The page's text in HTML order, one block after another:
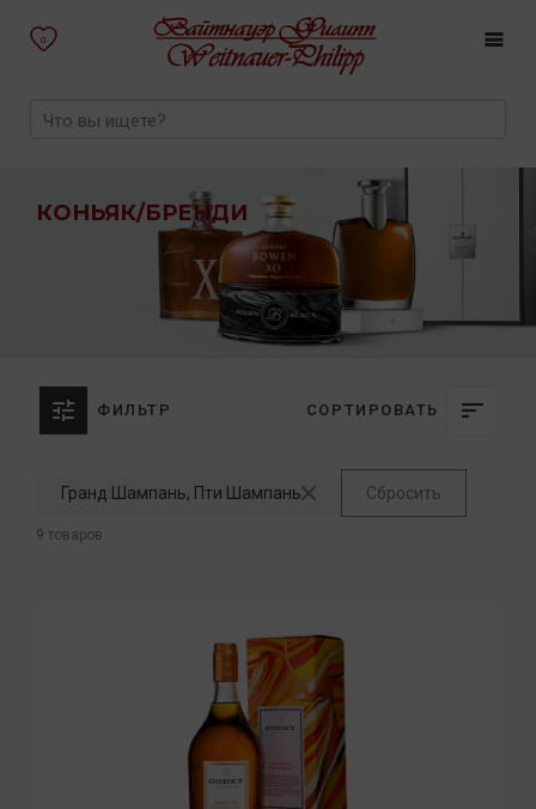
0
КОНЬЯК/БРЕНДИ
ФИЛЬТР СОРТИРОВАТЬ
Гранд Шампань, Пти Шампань Сбросить
9 товаров